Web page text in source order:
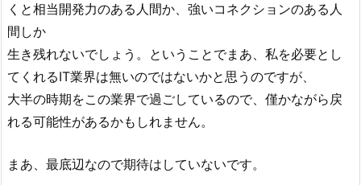
くと相当開発力のある人間か、強いコネクションのある人
間しか
生き残れないでしょう。ということでまあ、私を必要とし
てくれるIT業界は無いのではないかと思うのですが、
大半の時期をこの業界で過ごしているので、僅かながら戻
れる可能性があるかもしれません。
まあ、最底辺なので期待はしていないです。